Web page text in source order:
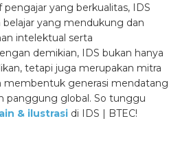
yang berkualitas, IDS
yang mendukung dan
intelektual serta
demikian, IDS bukan hanya
tetapi juga merupakan mitra
membentuk generasi mendatang
panggung global. So tunggu
& ilustrasi di IDS | BTEC!